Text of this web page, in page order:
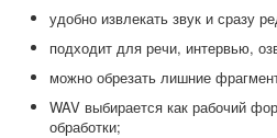
удобно извлекать звук и сразу
подходит для речи, интервью,
можно обрезать лишние
WAV выбирается как рабочий
обработки;